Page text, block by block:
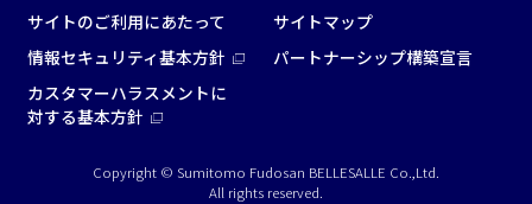
サイトのご利用にあたって
サイトマップ
情報セキュリティ基本方針
パートナーシップ構築宣言
カスタマーハラスメントに
対する基本方針
Copyright © Sumitomo Fudosan BELLESALLE Co.,Ltd.
All rights reserved.